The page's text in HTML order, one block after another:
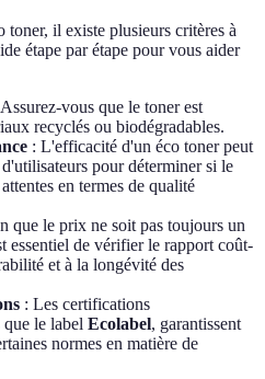
il existe plusieurs critères à
étape par étape pour vous aider
vous que le toner est
recyclés ou biodégradables.
: L'efficacité d'un éco toner peut
pour déterminer si le
en termes de qualité
que le prix ne soit pas toujours un
essentiel de vérifier le rapport coût-
et à la longévité des
: Les certifications
que le label Ecolabel, garantissent
normes en matière de